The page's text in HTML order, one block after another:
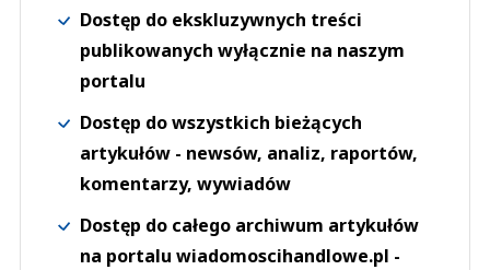
Dostęp do ekskluzywnych treści
publikowanych wyłącznie na naszym
portalu
Dostęp do wszystkich bieżących
artykułów - newsów, analiz, raportów,
komentarzy, wywiadów
Dostęp do całego archiwum artykułów
na portalu wiadomoscihandlowe.pl -